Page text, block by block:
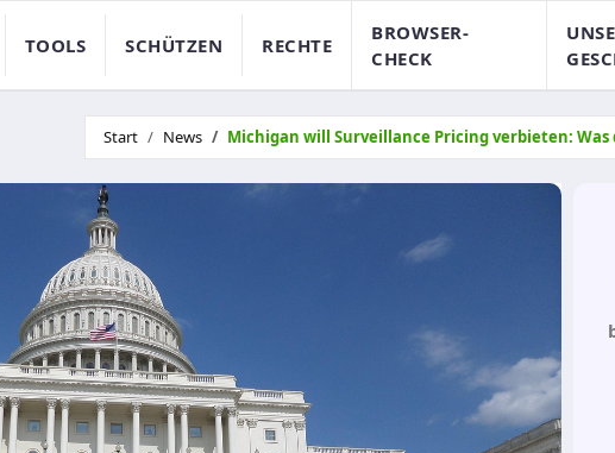
TOOLS SCHÜTZEN RECHTE
BROWSER-
CHECK
Start News Michigan will Surveillance Pricing verbieten: